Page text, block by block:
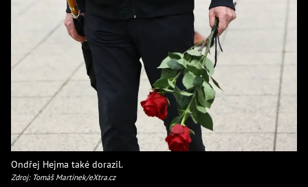
Ondřej Hejma také dorazil.
Zdroj: Tomáš Martínek/eXtra.cz